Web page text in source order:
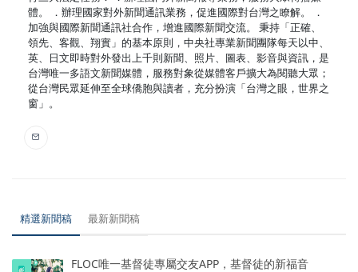
體。 ．辦理國家對外新聞通訊業務，促進國際對台灣之瞭解。 ．
加強與國際新聞通訊社合作，增進國際新聞交流。 秉持「正確、
領先、客觀、翔實」的基本原則，中央社專業新聞團隊每天以中、
英、日文即時對外發出上千則新聞、照片、圖表、影音與資訊，是
台灣唯一多語文新聞媒體，服務對象從媒體客戶擴大為閱聽大眾；
從台灣民眾延伸至全球僑胞與讀者，充分扮演「台灣之眼，世界之
窗」。
精選新聞稿 最新新聞稿
FLOC唯一基督徒專屬交友APP，基督徒的新福音